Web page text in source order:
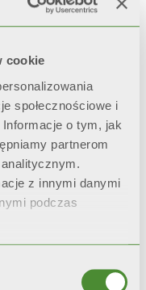
cookie
społecznościowe i
o tym, jak
partnerom
z innymi danymi
podczas
WYGLĄD
i kolor
w
wstępnej
malowaniu
malowaniem
ODPORNOŚĆ
grzejniki z
niż grzejniki z